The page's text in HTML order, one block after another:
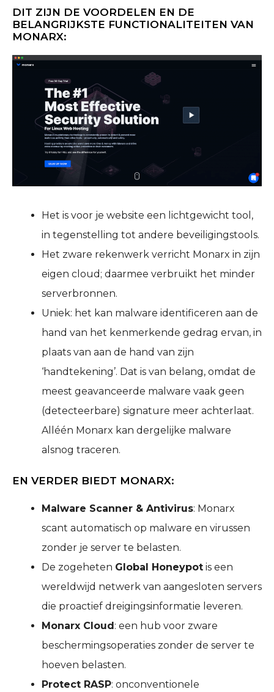
DIT ZIJN DE VOORDELEN EN DE
BELANGRIJKSTE FUNCTIONALITEITEN VAN
MONARX:
Het is voor je website een lichtgewicht tool,
in tegenstelling tot andere beveiligingstools.
Het zware rekenwerk verricht Monarx in zijn
eigen cloud; daarmee verbruikt het minder
serverbronnen.
Uniek: het kan malware identificeren aan de
hand van het kenmerkende gedrag ervan, in
plaats van aan de hand van zijn
‘handtekening’. Dat is van belang, omdat de
meest geavanceerde malware vaak geen
(detecteerbare) signature meer achterlaat.
Alléén Monarx kan dergelijke malware
alsnog traceren.
EN VERDER BIEDT MONARX:
Malware Scanner & Antivirus: Monarx
scant automatisch op malware en virussen
zonder je server te belasten.
De zogeheten Global Honeypot is een
wereldwijd netwerk van aangesloten servers
die proactief dreigingsinformatie leveren.
Monarx Cloud : een hub voor zware
beschermingsoperaties zonder de server te
hoeven belasten.
Protect RASP: onconventionele